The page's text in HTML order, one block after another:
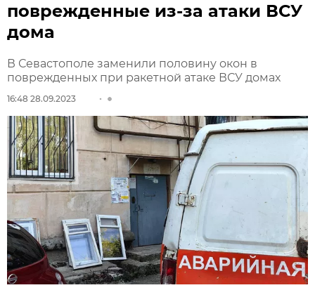
поврежденные из-за атаки ВСУ
дома
В Севастополе заменили половину окон в
поврежденных при ракетной атаке ВСУ домах
16:48 28.09.2023